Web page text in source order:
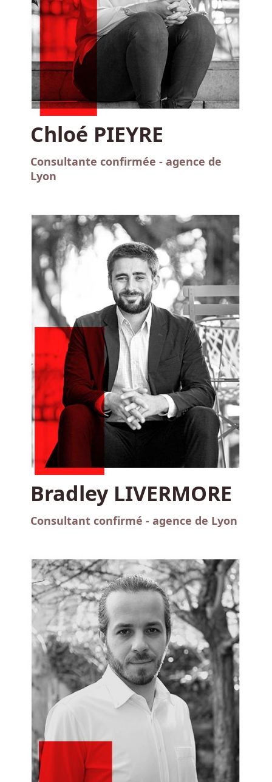
Chloé PIEYRE
Consultante confirmée - agence de
Lyon
Bradley LIVERMORE
Consultant confirmé - agence de Lyon